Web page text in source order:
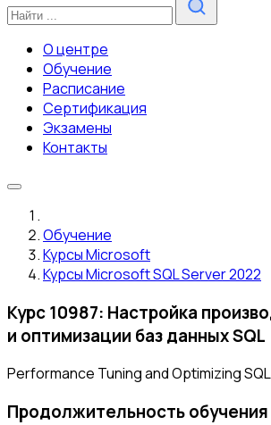
О центре
Обучение
Расписание
Сертификация
Экзамены
Контакты
Обучение
Курсы Microsoft
Курсы Microsoft SQL Server 2022
Курс 10987: Настройка
и оптимизации баз данных SQL
Performance Tuning and Optimizing
Продолжительность обучения